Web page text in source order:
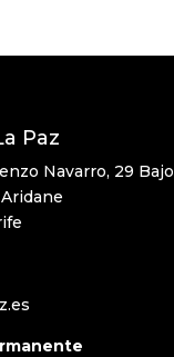
Paz
Navarro, 29 Bajo